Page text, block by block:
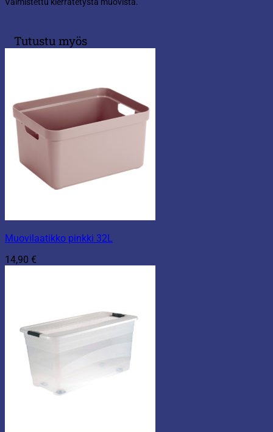
Valmistettu kierrätetystä muovista.
Tutustu myös
Muovilaatikko pinkki 32L
14,90 €